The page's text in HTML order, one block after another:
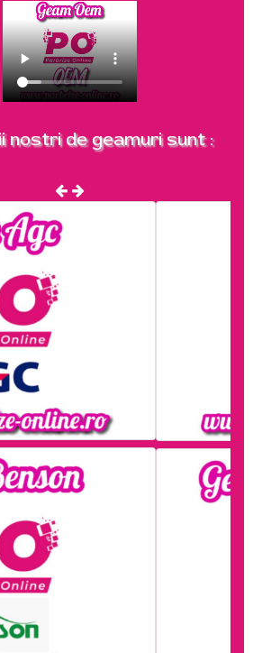
nostri de geamuri sunt :